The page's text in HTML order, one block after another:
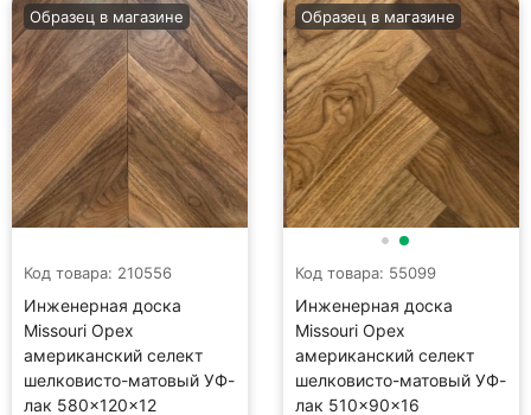
Код товара: 210556
Инженерная доска
Missouri Орех
американский селект
шелковисто-матовый УФ-
лак 580×120×12
Образец в магазине
Код товара: 55099
Инженерная доска
Missouri Орех
американский селект
шелковисто-матовый УФ-
лак 510×90×16
Образец в магазине